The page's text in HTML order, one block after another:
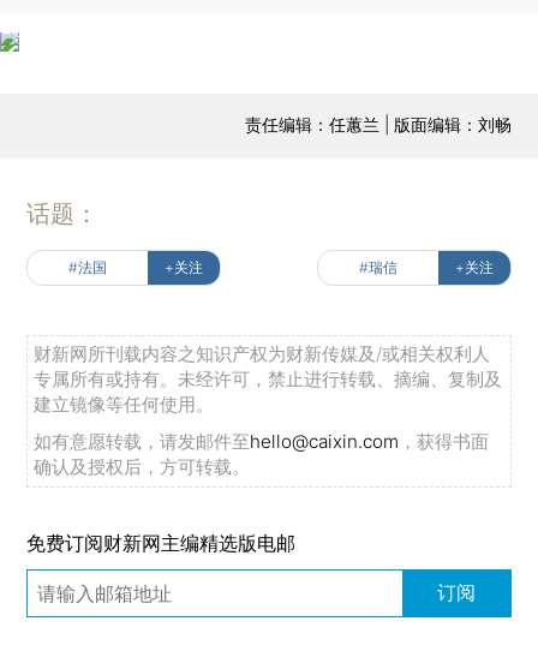
责任编辑：任蕙兰 | 版面编辑：刘畅
话题：
#法国 +关注 #瑞信 +关注
财新网所刊载内容之知识产权为财新传媒及/或相关权利人
专属所有或持有。未经许可，禁止进行转载、摘编、复制及
建立镜像等任何使用。
如有意愿转载，请发邮件至hello@caixin.com ，获得书面
确认及授权后，方可转载。
免费订阅财新网主编精选版电邮
订阅